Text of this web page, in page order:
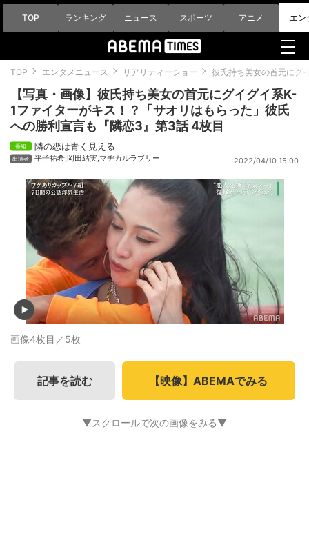
TOP ランキング ニュース スポーツ アニメ エン
TOP エンタメニュース リアリティーショー 彼氏持ち美女の首元にグ
【写真・画像】彼氏持ち美女の首元にグイグイ系K-
1ファイターがキス！？「サオリはもらった」彼氏
への勝利宣言も『隣恋3』第3話 4枚目
隣の恋は青く見える
平子祐希, 岡田結実,マヂカルラブリー 2022/04/10 15:00
画像4枚目／5枚
記事を読む 【映像】ABEMAでみる
▼スクロールで次の画像をみる▼